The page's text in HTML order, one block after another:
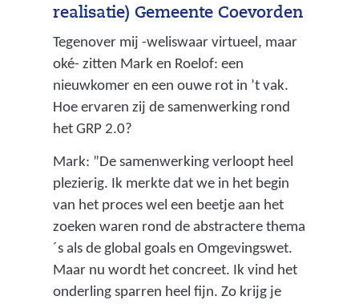
o
l
e
r
i
s
p
l
a
n
)
realisatie) Gemeente Coevorden
Tegenover mij -weliswaar virtueel, maar
oké- zitten Mark en Roelof: een
nieuwkomer en een ouwe rot in ’t vak.
Hoe ervaren zij de samenwerking rond
het GRP 2.0?
Mark: ”De samenwerking verloopt heel
plezierig. Ik merkte dat we in het begin
van het proces wel een beetje aan het
zoeken waren rond de abstractere thema
´s als de global goals en Omgevingswet.
Maar nu wordt het concreet. Ik vind het
onderling sparren heel fijn. Zo krijg je